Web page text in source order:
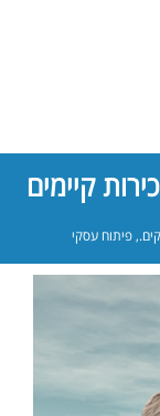
קיימים
,פיתוח עסקי